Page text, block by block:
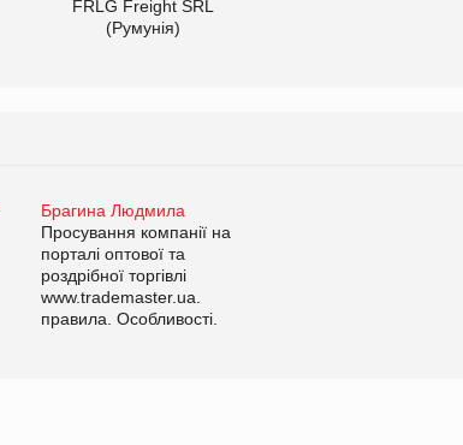
FRLG Freight SRL
(Румунія)
Брагина Людмила
Просування компанії на
порталі оптової та
роздрібної торгівлі
www.trademaster.ua.
правила. Особливості.